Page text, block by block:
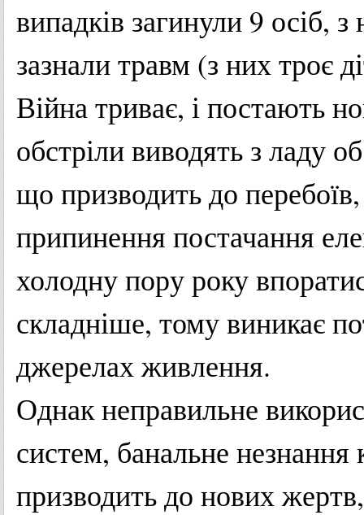
випадків загинули 9 осіб,
зазнали травм (з них троє
Війна триває, і постають
обстріли виводять з ладу
що призводить до
припинення постачання
холодну пору року
складніше, тому виникає
джерелах живлення.
Однак неправильне
систем, банальне
призводить до нових